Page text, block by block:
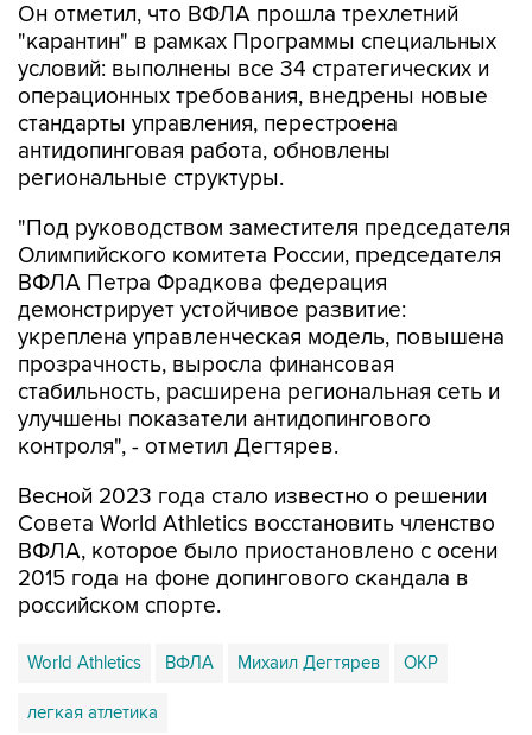
Он отметил, что ВФЛА прошла трехлетний
"карантин" в рамках Программы специальных
условий: выполнены все 34 стратегических и
операционных требования, внедрены новые
стандарты управления, перестроена
антидопинговая работа, обновлены
региональные структуры.
"Под руководством заместителя председателя
Олимпийского комитета России, председателя
ВФЛА Петра Фрадкова федерация
демонстрирует устойчивое развитие:
укреплена управленческая модель, повышена
прозрачность, выросла финансовая
стабильность, расширена региональная сеть и
улучшены показатели антидопингового
контроля", - отметил Дегтярев.
Весной 2023 года стало известно о решении
Совета World Athletics восстановить членство
ВФЛА, которое было приостановлено с осени
2015 года на фоне допингового скандала в
российском спорте.
World Athletics ВФЛА Михаил Дегтярев ОКР
легкая атлетика